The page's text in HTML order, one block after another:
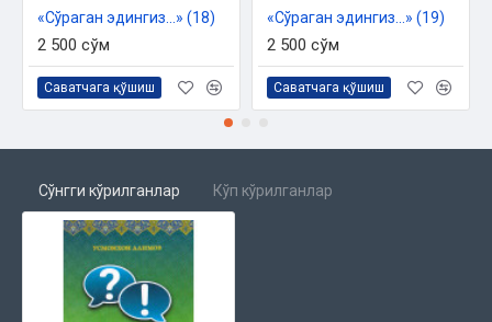
«Сўраган эдингиз...» (18)
2 500 сўм
Саватчага қўшиш
«Сўраган эдингиз...» (19)
2 500 сўм
Саватчага қўшиш
Сўнгги кўрилганлар Кўп кўрилганлар